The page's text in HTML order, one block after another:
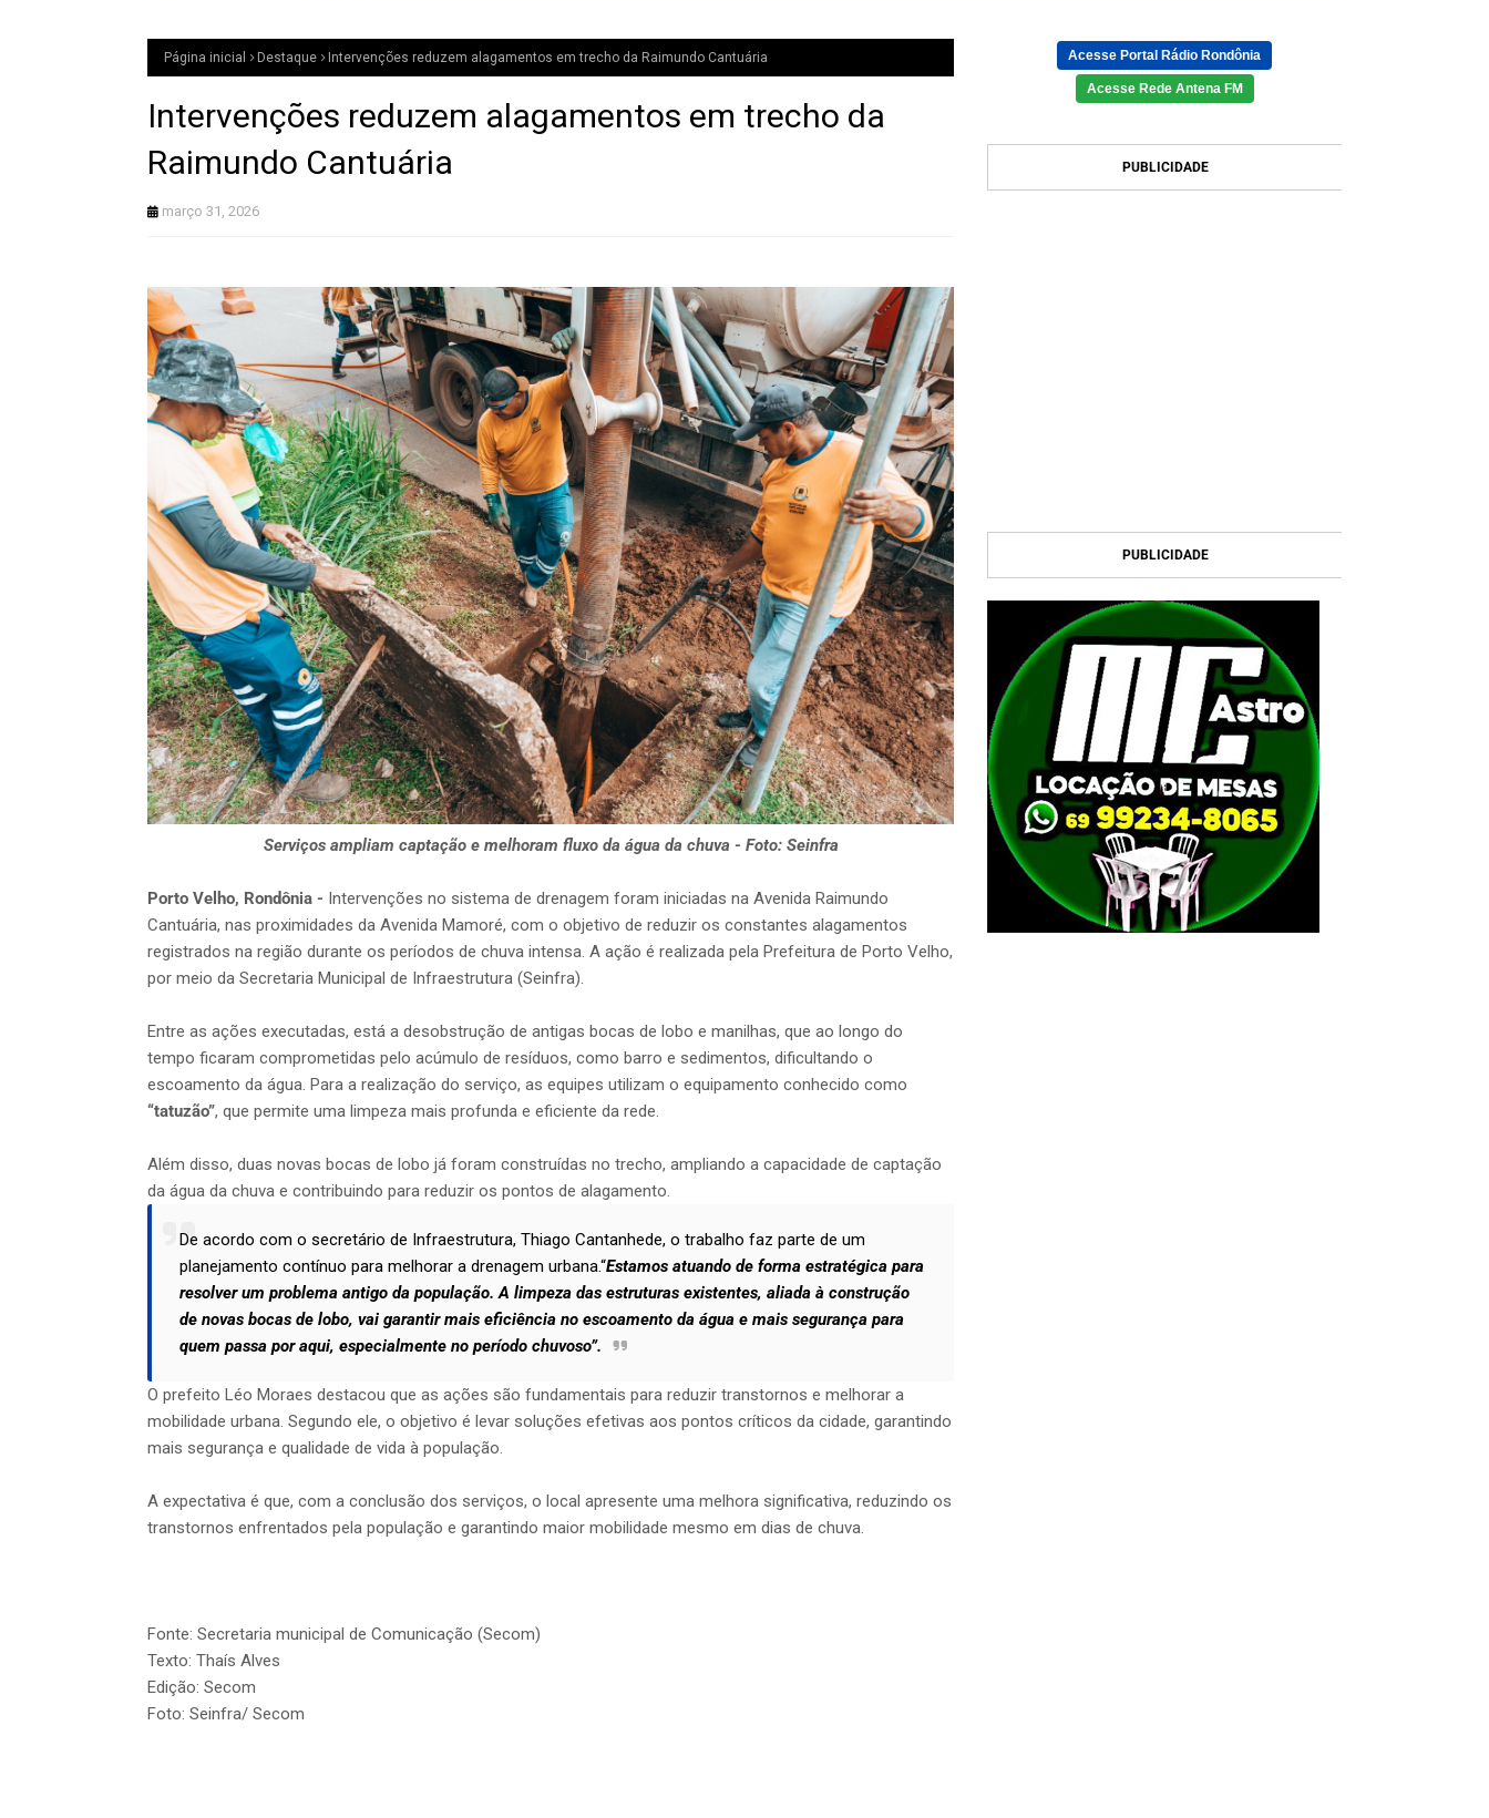
Página inicial Destaque Intervenções reduzem alagamentos em trecho da Raimundo Cantuária
Intervenções reduzem alagamentos em trecho da
Raimundo Cantuária
março 31, 2026
Serviços ampliam captação e melhoram fluxo da água da chuva - Foto: Seinfra
Porto Velho, Rondônia - Intervenções no sistema de drenagem foram iniciadas na Avenida Raimundo
Cantuária, nas proximidades da Avenida Mamoré, com o objetivo de reduzir os constantes alagamentos
registrados na região durante os períodos de chuva intensa. A ação é realizada pela Prefeitura de Porto Velho,
por meio da Secretaria Municipal de Infraestrutura (Seinfra).
Entre as ações executadas, está a desobstrução de antigas bocas de lobo e manilhas, que ao longo do
tempo ficaram comprometidas pelo acúmulo de resíduos, como barro e sedimentos, dificultando o
escoamento da água. Para a realização do serviço, as equipes utilizam o equipamento conhecido como
“tatuzão”, que permite uma limpeza mais profunda e eficiente da rede.
Além disso, duas novas bocas de lobo já foram construídas no trecho, ampliando a capacidade de captação
da água da chuva e contribuindo para reduzir os pontos de alagamento.
De acordo com o secretário de Infraestrutura, Thiago Cantanhede, o trabalho faz parte de um
planejamento contínuo para melhorar a drenagem urbana.“Estamos atuando de forma estratégica para
resolver um problema antigo da população. A limpeza das estruturas existentes, aliada à construção
de novas bocas de lobo, vai garantir mais eficiência no escoamento da água e mais segurança para
quem passa por aqui, especialmente no período chuvoso”.
O prefeito Léo Moraes destacou que as ações são fundamentais para reduzir transtornos e melhorar a
mobilidade urbana. Segundo ele, o objetivo é levar soluções efetivas aos pontos críticos da cidade, garantindo
mais segurança e qualidade de vida à população.
A expectativa é que, com a conclusão dos serviços, o local apresente uma melhora significativa, reduzindo os
transtornos enfrentados pela população e garantindo maior mobilidade mesmo em dias de chuva.
Fonte: Secretaria municipal de Comunicação (Secom)
Texto: Thaís Alves
Edição: Secom
Foto: Seinfra/ Secom
Acesse Portal Rádio Rondônia
Acesse Rede Antena FM
PUBLICIDADE
PUBLICIDADE